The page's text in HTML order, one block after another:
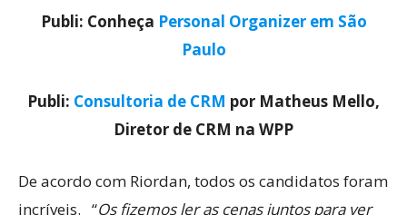
Publi: Conheça Personal Organizer em São
Paulo
Publi: Consultoria de CRM por Matheus Mello,
Diretor de CRM na WPP
De acordo com Riordan, todos os candidatos foram
incríveis. “Os fizemos ler as cenas juntos para ver